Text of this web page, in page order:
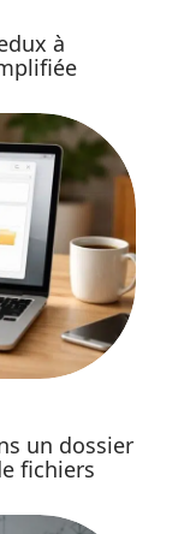
à
un dossier
fichiers